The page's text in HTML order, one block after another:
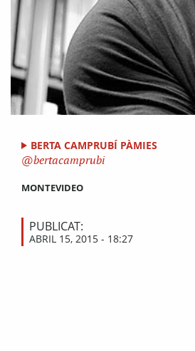
BERTA CAMPRUBÍ PÀMIES
bertacamprubi
MONTEVIDEO
PUBLICAT:
ABRIL 15, 2015 - 18:27